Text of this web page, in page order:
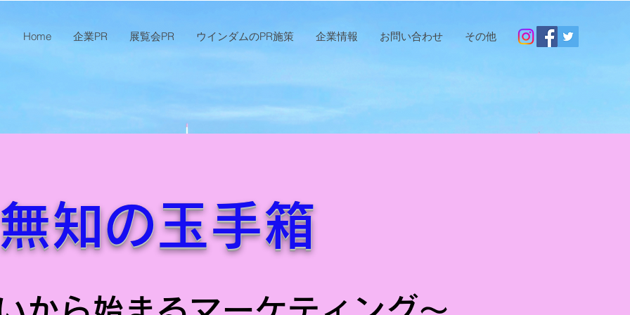
Home 企業PR 展覧会PR ウインダムのPR施策 企業情報 お問い合わせ その他
知の玉手箱